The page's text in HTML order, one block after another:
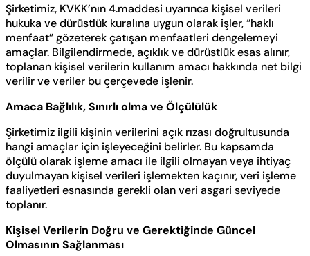
Şirketimiz, KVKK’nın 4.maddesi uyarınca kişisel verileri
hukuka ve dürüstlük kuralına uygun olarak işler, “haklı
menfaat” gözeterek çatışan menfaatleri dengelemeyi
amaçlar. Bilgilendirmede, açıklık ve dürüstlük esas alınır,
toplanan kişisel verilerin kullanım amacı hakkında net bilgi
verilir ve veriler bu çerçevede işlenir.
Amaca Bağlılık, Sınırlı olma ve Ölçülülük
Şirketimiz ilgili kişinin verilerini açık rızası doğrultusunda
hangi amaçlar için işleyeceğini belirler. Bu kapsamda
ölçülü olarak işleme amacı ile ilgili olmayan veya ihtiyaç
duyulmayan kişisel verileri işlemekten kaçınır, veri işleme
faaliyetleri esnasında gerekli olan veri asgari seviyede
toplanır.
Kişisel Verilerin Doğru ve Gerektiğinde Güncel
Olmasının Sağlanması